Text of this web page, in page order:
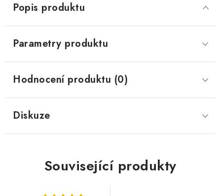
Popis produktu
Parametry produktu
Hodnocení produktu (0)
Diskuze
Související produkty